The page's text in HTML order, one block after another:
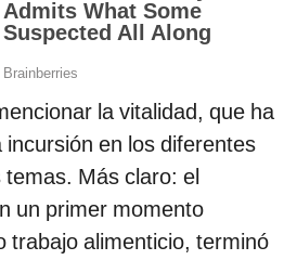
la vitalidad, que ha
en los diferentes
Más claro: el
un primer momento
trabajo alimenticio, terminó